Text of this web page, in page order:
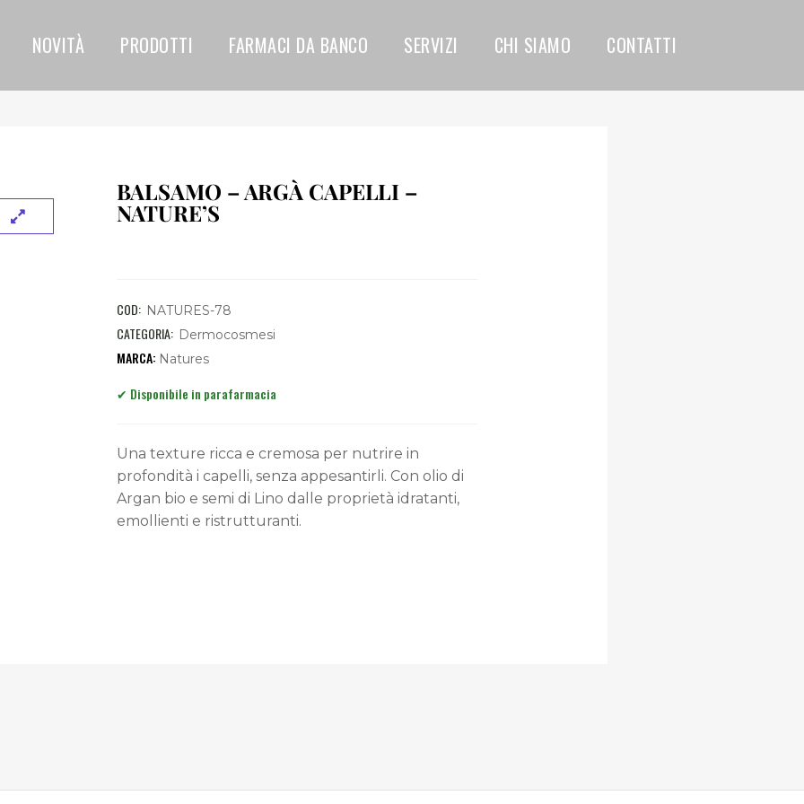
NOVITÀ PRODOTTI FARMACI DA BANCO SERVIZI CHI SIAMO CONTATTI
BALSAMO – ARGÀ CAPELLI –
NATURE’S
COD: NATURES-78
CATEGORIA: Dermocosmesi
Natures
Una texture ricca e cremosa per nutrire in
profondità i capelli, senza appesantirli. Con olio di
Argan bio e semi di Lino dalle proprietà idratanti,
emollienti e ristrutturanti.